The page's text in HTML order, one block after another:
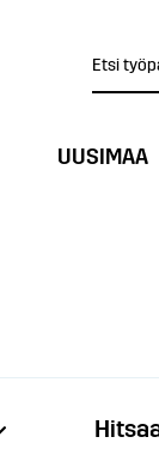
UUSIMAA